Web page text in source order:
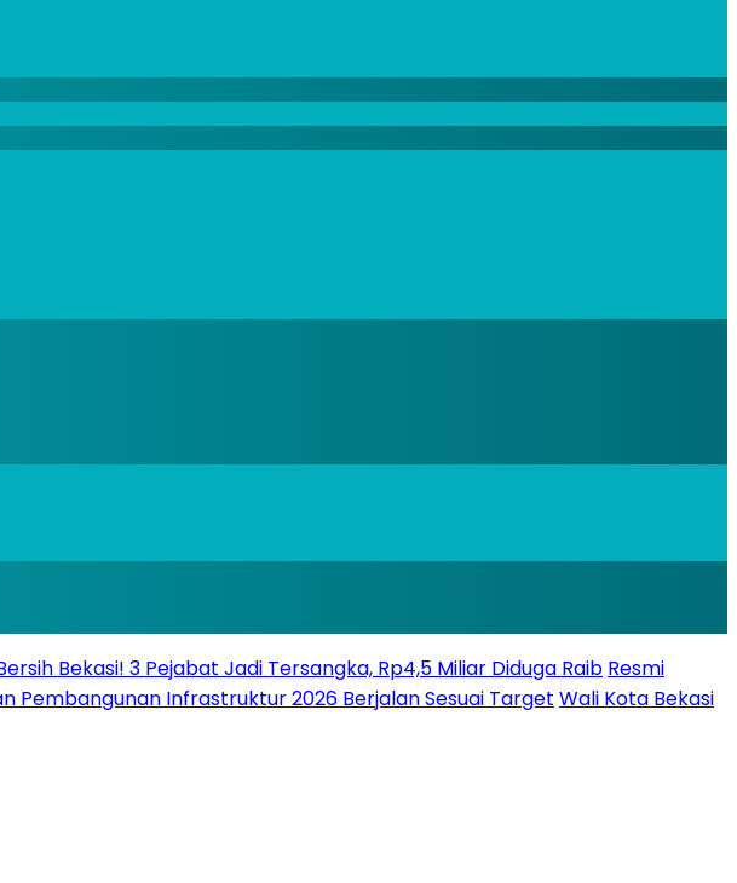
Bekasi! 3 Pejabat Jadi Tersangka, Rp4,5 Miliar Diduga Raib Resmi
Pembangunan Infrastruktur 2026 Berjalan Sesuai Target Wali Kota Bekasi